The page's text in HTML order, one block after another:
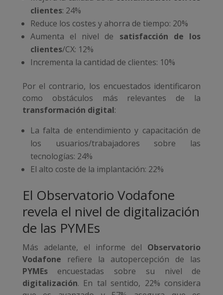
clientes: 24%
Reduce los costes y ahorra de tiempo: 20%
Aumenta el nivel de satisfacción de los
clientes/CX: 12%
Incrementa la cantidad de clientes: 10%
Por el contrario, los encuestados identificaron
como obstáculos más relevantes de la
transformación digital:
La falta de entendimiento y capacitación de
los usuarios/trabajadores sobre las
tecnologías: 24%
El alto coste de la implantación: 22%
El Observatorio Vodafone
revela el nivel de digitalización
de las PYMEs
Más adelante, el informe del Observatorio
Vodafone refiere la autopercepción de las
PYMEs encuestadas sobre su nivel de
digitalización. En tal sentido, 22% considera